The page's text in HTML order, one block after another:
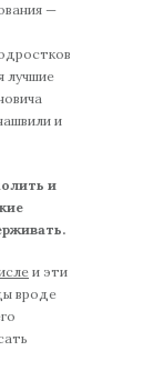
—
лучшие
и
и
и эти
вроде